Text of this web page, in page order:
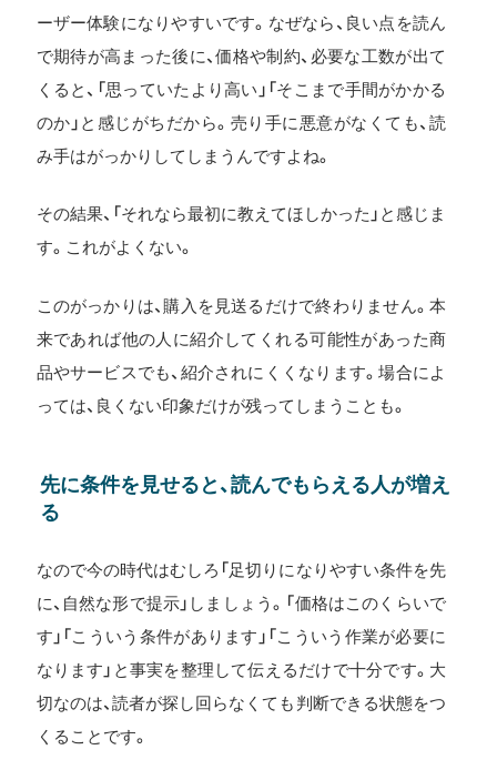
ーザー体験になりやすいです。なぜなら、良い点を読ん
で期待が高まった後に、価格や制約、必要な工数が出て
くると、「思っていたより高い」「そこまで手間がかかる
のか」と感じがちだから。売り手に悪意がなくても、読
み手はがっかりしてしまうんですよね。
その結果、「それなら最初に教えてほしかった」と感じま
す。これがよくない。
このがっかりは、購入を見送るだけで終わりません。本
来であれば他の人に紹介してくれる可能性があった商
品やサービスでも、紹介されにくくなります。場合によ
っては、良くない印象だけが残ってしまうことも。
先に条件を見せると、読んでもらえる人が増え
る
なので今の時代はむしろ「足切りになりやすい条件を先
に、自然な形で提示」しましょう。「価格はこのくらいで
す」「こういう条件があります」「こういう作業が必要に
なります」と事実を整理して伝えるだけで十分です。大
切なのは、読者が探し回らなくても判断できる状態をつ
くることです。